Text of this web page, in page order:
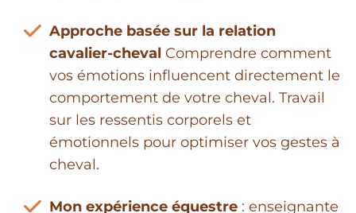
Approche basée sur la relation
cavalier-cheval Comprendre comment
vos émotions influencent directement le
comportement de votre cheval. Travail
sur les ressentis corporels et
émotionnels pour optimiser vos gestes à
cheval.
Mon expérience équestre : enseignante